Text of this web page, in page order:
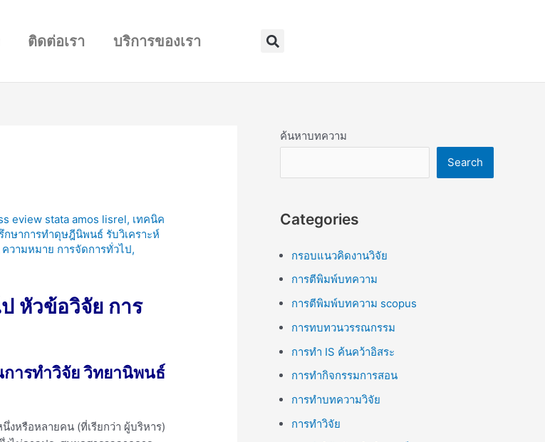
ติดต่อเรา บริการของเรา Search
eview stata amos lisrel, เทคนิค
ษาการทำดุษฎีนิพนธ์ รับวิเคราะห์
ความหมาย การจัดการทั่วไป,
หัวข้อวิจัย การ
ารทำวิจัย วิทยานิพนธ์
งหรือหลายคน (ที่เรียกว่า ผู้บริหาร)
ค้นหาบทความ
Search
Categories
กรอบแนวคิดงานวิจัย
การตีพิมพ์บทความ
การตีพิมพ์บทความ scopus
การทบทวนวรรณกรรม
การทำ IS ค้นคว้าอิสระ
การทำกิจกรรมการสอน
การทำบทความวิจัย
การทำวิจัย